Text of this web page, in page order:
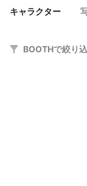
キャラクター
BOOTHで絞り